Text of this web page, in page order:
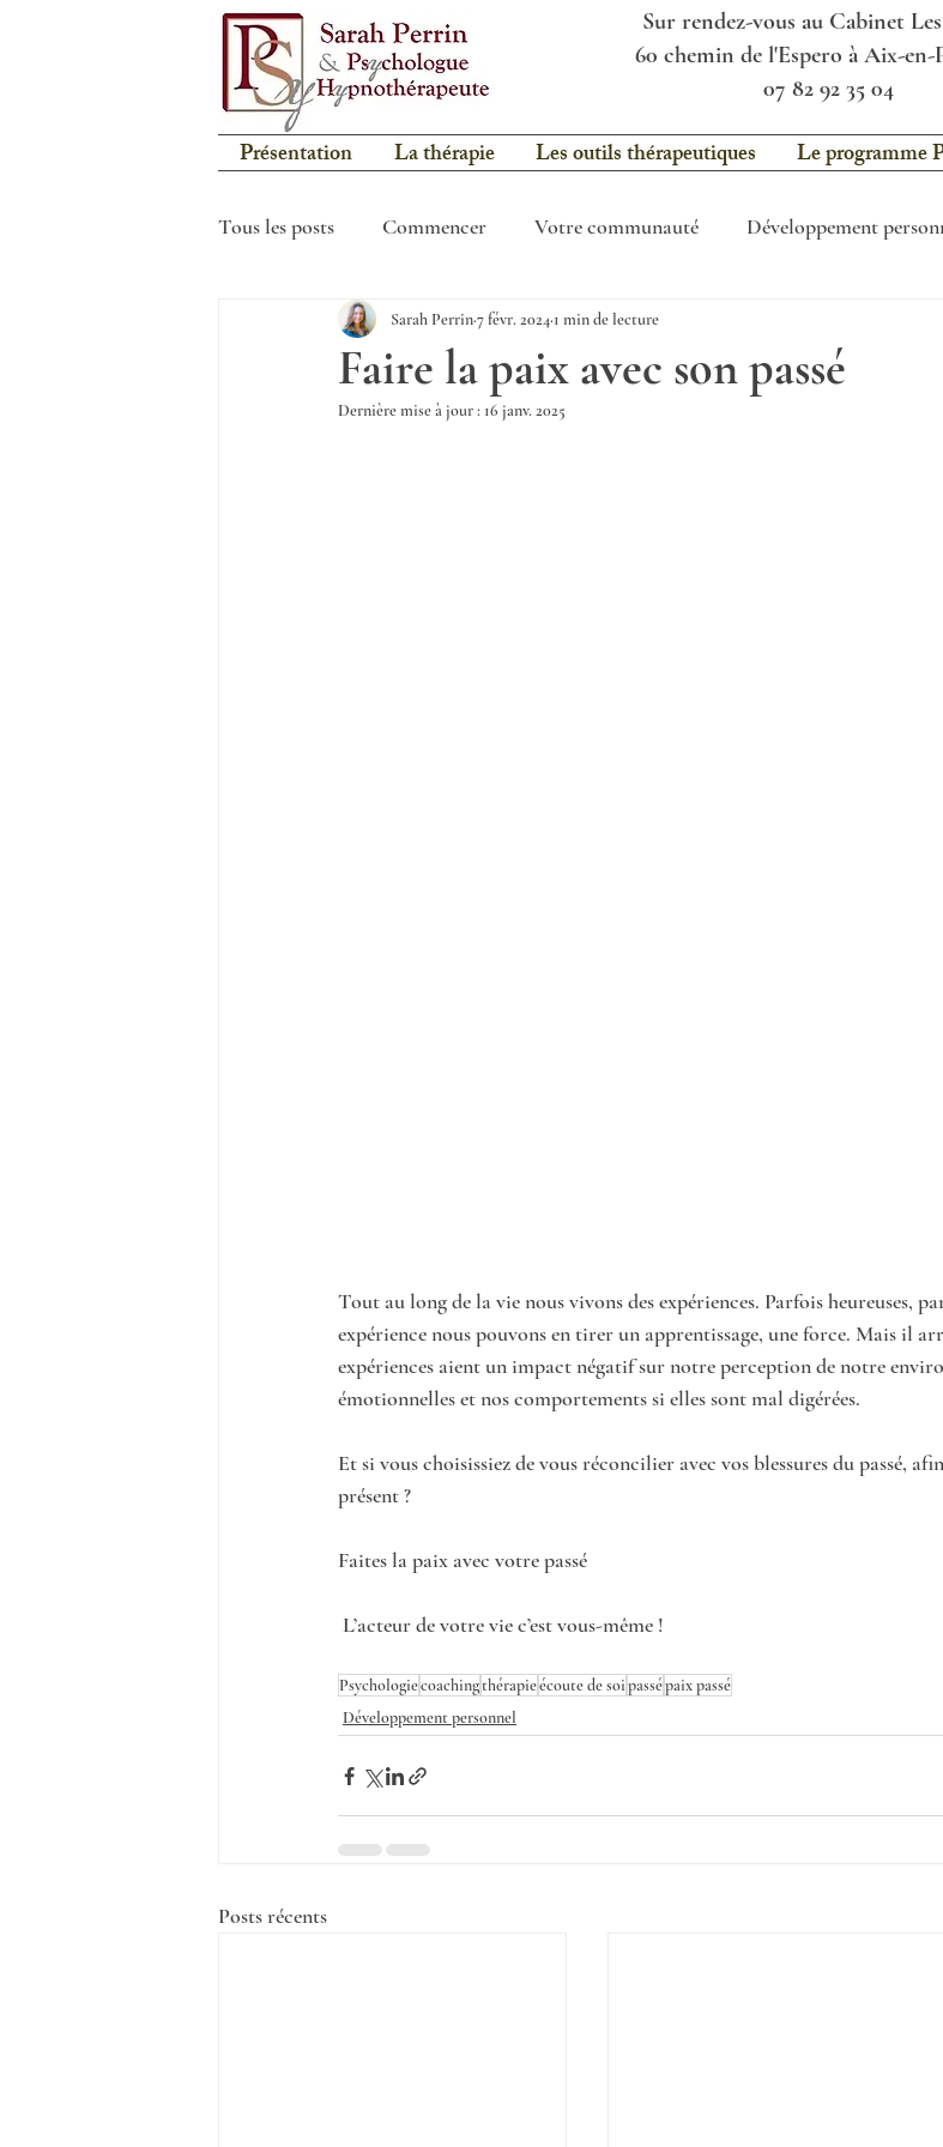
Sur rendez-vous au Cabinet
60 chemin de l'Espero à Aix-en-
07 82 92 35 04
Présentation La thérapie Les outils thérapeutiques Le programme
Tous les posts Commencer Votre communauté Développement
Faire la paix avec son passé
Sarah Perrin7 févr. 2024 1 min de lecture
Dernière mise à jour : 16 janv. 2025
Tout au long de la vie nous vivons des expériences. Parfois heureuses,
expérience nous pouvons en tirer un apprentissage, une force. Mais il
expériences aient un impact négatif sur notre perception de notre
émotionnelles et nos comportements si elles sont mal digérées.
Et si vous choisissiez de vous réconcilier avec vos blessures du passé,
présent ?
Faites la paix avec votre passé
L’acteur de votre vie c’est vous-même !
Psychologiecoachingthérapieécoute de soipassépaix passé
Développement personnel
Posts récents